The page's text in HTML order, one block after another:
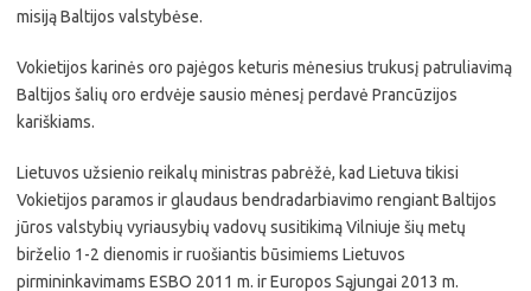
misiją Baltijos valstybėse.
Vokietijos karinės oro pajėgos keturis mėnesius trukusį patruliavimą
Baltijos šalių oro erdvėje sausio mėnesį perdavė Prancūzijos
kariškiams.
Lietuvos užsienio reikalų ministras pabrėžė, kad Lietuva tikisi
Vokietijos paramos ir glaudaus bendradarbiavimo rengiant Baltijos
jūros valstybių vyriausybių vadovų susitikimą Vilniuje šių metų
birželio 1-2 dienomis ir ruošiantis būsimiems Lietuvos
pirmininkavimams ESBO 2011 m. ir Europos Sąjungai 2013 m.